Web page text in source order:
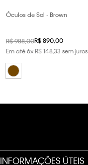
Óculos de Sol - Brown
R$988,00R$89000
Em até6xR$14833 sem juros
INFORMAÇÕES ÚTEIS